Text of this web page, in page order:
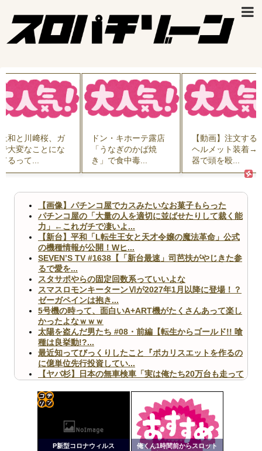
和と川﨑桜、ガ
大変なことにな
るって...
ドン・キホーテ露店
「うなぎのかば焼
き」で食中毒...
【動画】注文する
ヘルメット装着→
器で頭を殴...
【画像】パチンコ屋でカスみたいなお菓子もらった
パチンコ屋の「大量の人を適切に並ばせたりして裁く能
力」←これガチで凄いよ...
【新台】平和「L転生王女と天才令嬢の魔法革命」公式
の機種情報が公開！Wヒ...
SEVEN’S TV #1638【「新台最速」司芭扶がやじきた参
るで愛を...
スタサポやらの固定回数系っていいよな
スマスロモンキーターンⅥが2027年1月以降に登場！？
ゼーガペインは抱き...
5号機の時って、面白いA+ART機がたくさんあって楽し
かったよなｗｗｗ
太陽を盗んだ男たち #08・前編【転生からゴールド!! 喰
種は良挙動!?...
最近知ってびっくりしたこと『ポカリスエットを作るの
に億単位先行投資してい...
【ヤバ杉】日本の無車検車「実は俺たち20万台も走って
【閲覧注意】俺が近くにいると機械が壊れるんだけどさ
【画像】ペプシコーラ社、「こういうのでいいんだよ」
P新型コロナウィルス
俺くん1時間前からスロット